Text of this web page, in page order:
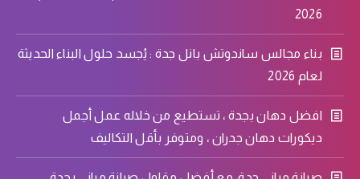
2026
بناء مجالس ساندوتش بانل جدة : يُجسد حلول البناء الحديثة
لعام 2026
افضل دهان بجدة ، تستطيع من خلاله عمل أجمل
ديكورات دهان جدران ، ومتوفر بأقل التكاليف